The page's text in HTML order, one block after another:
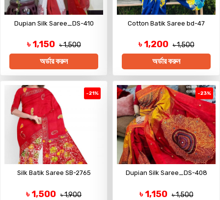
Dupian Silk Saree_DS-410
৳ 1,150 ৳ 1,500
অর্ডার করুন
Cotton Batik Saree bd-47
৳ 1,200 ৳ 1,500
অর্ডার করুন
-21%
Silk Batik Saree SB-2765
৳ 1,500 ৳ 1,900
-23%
Dupian Silk Saree_DS-408
৳ 1,150 ৳ 1,500